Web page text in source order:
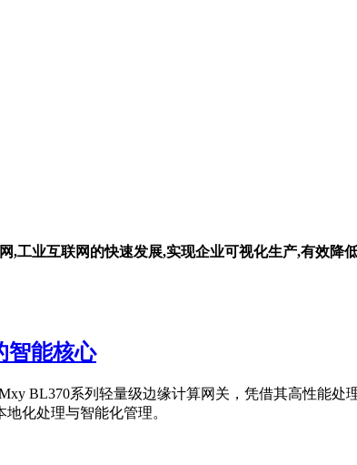
工业互联网的快速发展,实现企业可视化生产,有效降
智能核心
BL370系列轻量级边缘计算网关，凭借其高性能处
化处理与智能化管理。